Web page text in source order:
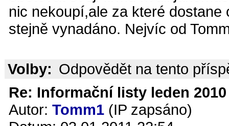
nic nekoupí,ale za které
stejně vynadáno. Nejvíc od
Volby: Odpovědět na tento
Re: Informační listy leden
Autor: Tomm1 (IP zapsáno)